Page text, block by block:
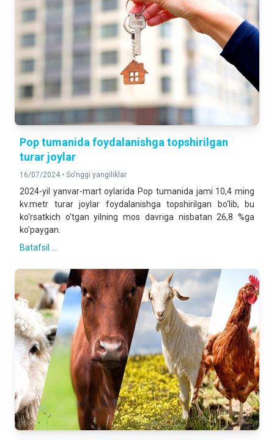
Pop tumanida foydalanishga topshirilgan
turar joylar
16/07/2024 • So'nggi yangiliklar
2024-yil yanvar-mart oylarida Pop tumanida jami 10,4 ming
kv.metr turar joylar foydalanishga topshirilgan bo‘lib, bu
ko'rsatkich o'tgan yilning mos davriga nisbatan 26,8 %ga
ko'paygan.
Batafsil ...